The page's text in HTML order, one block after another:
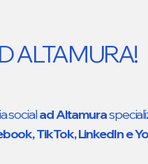
ALTAMURA!
socialad Altamura
TikTok, LinkedIn e